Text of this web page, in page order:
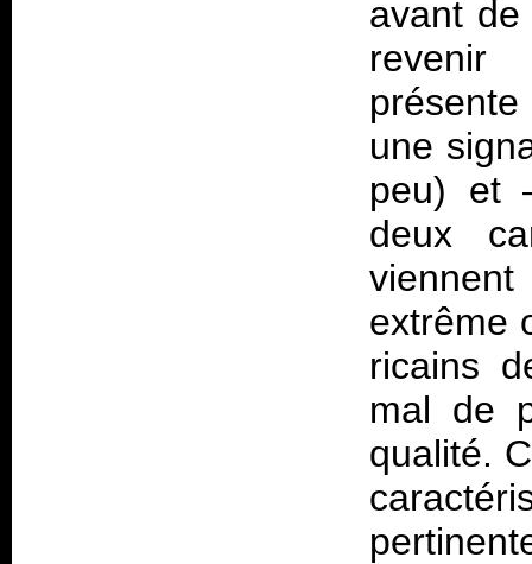
avant
revenir
une
peu) et
deux
extrême
ricains
mal de
qualité.